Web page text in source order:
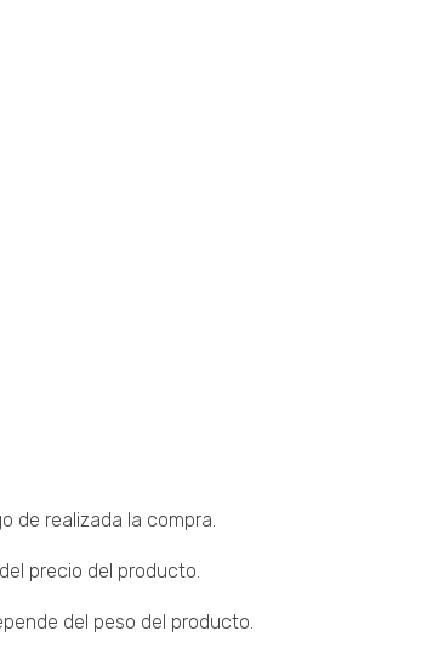
de realizada la compra.
precio del producto.
del peso del producto.